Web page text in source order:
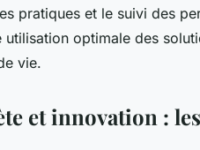
pratiques et le suivi des
utilisation optimale des
vie.
et innovation :